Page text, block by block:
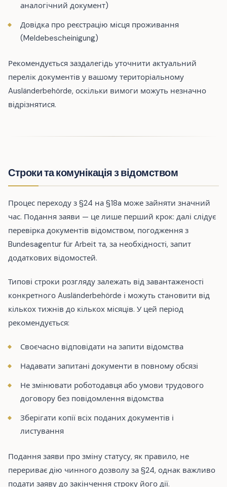
аналогічний документ)
Довідка про реєстрацію місця проживання
(Meldebescheinigung)
Рекомендується заздалегідь уточнити актуальний
перелік документів у вашому територіальному
Ausländerbehörde, оскільки вимоги можуть незначно
відрізнятися.
Строки та комунікація з відомством
Процес переходу з §24 на §18a може зайняти значний
час. Подання заяви — це лише перший крок: далі слідує
перевірка документів відомством, погодження з
Bundesagentur für Arbeit та, за необхідності, запит
додаткових відомостей.
Типові строки розгляду залежать від завантаженості
конкретного Ausländerbehörde і можуть становити від
кількох тижнів до кількох місяців. У цей період
рекомендується:
Своєчасно відповідати на запити відомства
Надавати запитані документи в повному обсязі
Не змінювати роботодавця або умови трудового
договору без повідомлення відомства
Зберігати копії всіх поданих документів і
листування
Подання заяви про зміну статусу, як правило, не
перериває дію чинного дозволу за §24, однак важливо
подати заяву до закінчення строку його дії.